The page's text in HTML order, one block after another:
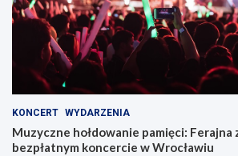
KONCERT WYDARZENIA
Muzyczne hołdowanie pamięci: Ferajna
bezpłatnym koncercie w Wrocławiu